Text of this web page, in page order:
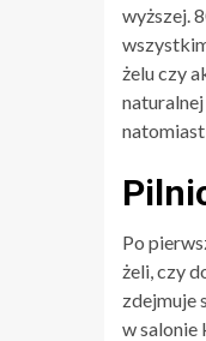
wyższej.
żelu czy
natomiast
Po
żeli, czy
zdejmuje
w salonie